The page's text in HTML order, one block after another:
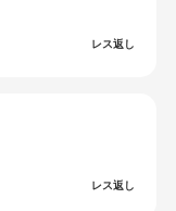
レス返し
レス返し